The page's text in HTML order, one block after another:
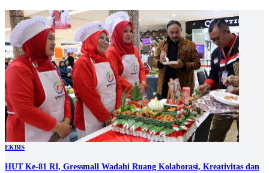
EKBIS
HUT Ke-81 RI, Gressmall Wadahi Ruang Kolaborasi, Kreativitas dan